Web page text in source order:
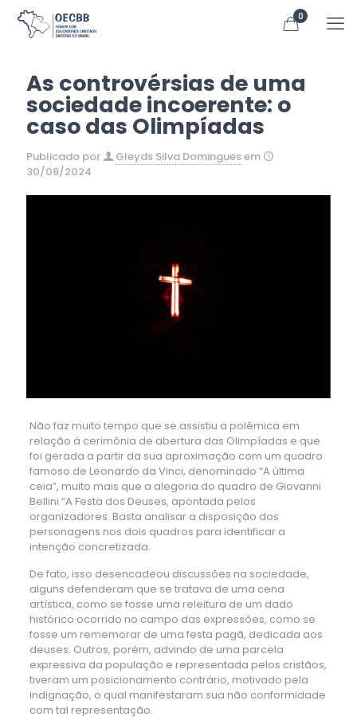
0
As controvérsias de uma
sociedade incoerente: o
caso das Olimpíadas
Publicado por Gleyds Silva Dominguesem
30/08/2024
Não faz muito tempo que se assistiu a polêmica em
relação à cerimônia de abertura das Olimpíadas e que
foi gerada a partir da sua aproximação com um quadro
famoso de Leonardo da Vinci, denominado “A última
ceia”, muito mais que a alegoria do quadro de Giovanni
Bellini “A Festa dos Deuses, apontada pelos
organizadores. Basta analisar a disposição dos
personagens nos dois quadros para identificar a
intenção concretizada.
De fato, isso desencadeou discussões na sociedade,
alguns defenderam que se tratava de uma cena
artística, como se fosse uma releitura de um dado
histórico ocorrido no campo das expressões, como se
fosse um rememorar de uma festa pagã, dedicada aos
deuses. Outros, porém, advindo de uma parcela
expressiva da população e representada pelos cristãos,
tiveram um posicionamento contrário, motivado pela
indignação, o qual manifestaram sua não conformidade
com tal representação.